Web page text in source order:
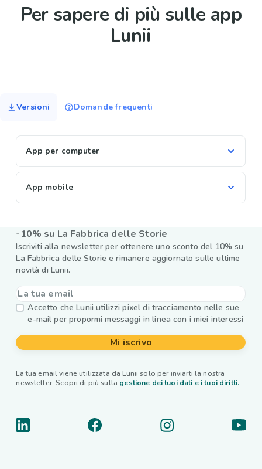
Per sapere di più sulle app
Lunii
Versioni Domande frequenti
App per computer
App mobile
-10% su La Fabbrica delle Storie
Iscriviti alla newsletter per ottenere uno sconto del 10% su
La Fabbrica delle Storie e rimanere aggiornato sulle ultime
novità di Lunii.
Accetto che Lunii utilizzi pixel di tracciamento nelle sue
e-mail per propormi messaggi in linea con i miei interessi
Mi iscrivo
La tua email viene utilizzata da Lunii solo per inviarti la nostra
newsletter. Scopri di più sulla gestione dei tuoi dati e i tuoi diritti.